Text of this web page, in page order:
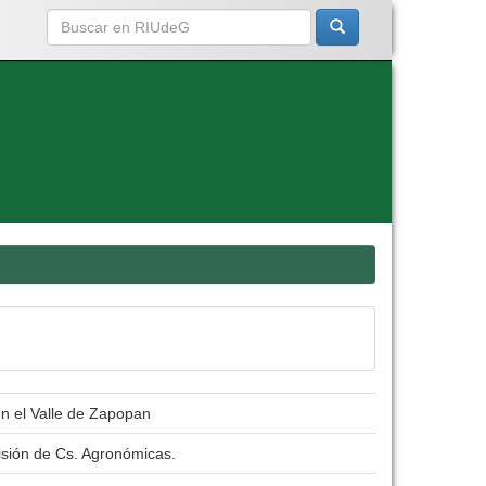
el Valle de Zapopan
de Cs. Agronómicas.